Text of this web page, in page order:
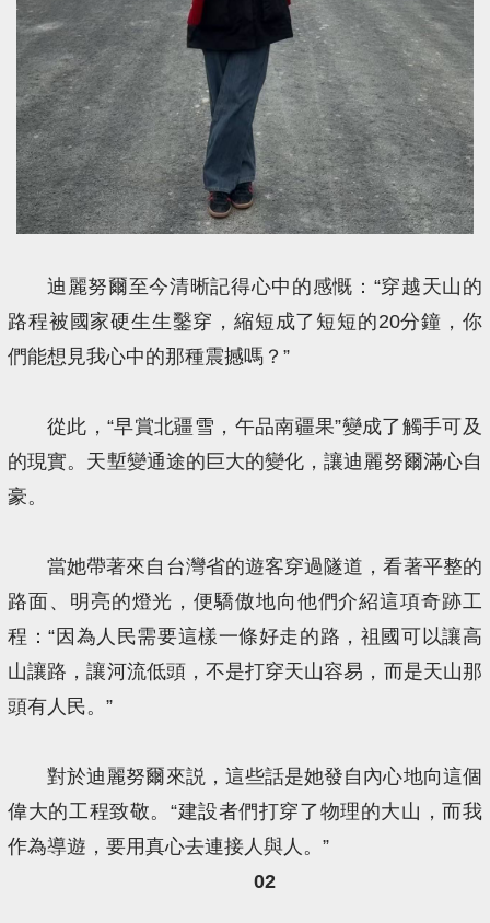
迪麗努爾至今清晰記得心中的感慨：“穿越天山的
路程被國家硬生生鑿穿，縮短成了短短的20分鐘，你
們能想見我心中的那種震撼嗎？”
從此，“早賞北疆雪，午品南疆果”變成了觸手可及
的現實。天塹變通途的巨大的變化，讓迪麗努爾滿心自
豪。
當她帶著來自台灣省的遊客穿過隧道，看著平整的
路面、明亮的燈光，便驕傲地向他們介紹這項奇跡工
程：“因為人民需要這樣一條好走的路，祖國可以讓高
山讓路，讓河流低頭，不是打穿天山容易，而是天山那
頭有人民。”
對於迪麗努爾來説，這些話是她發自內心地向這個
偉大的工程致敬。“建設者們打穿了物理的大山，而我
作為導遊，要用真心去連接人與人。”
02